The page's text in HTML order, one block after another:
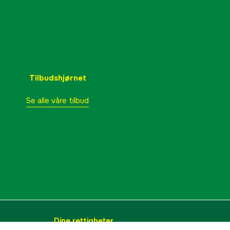
Tilbudshjørnet
Se alle våre tilbud
Dine rettigheter